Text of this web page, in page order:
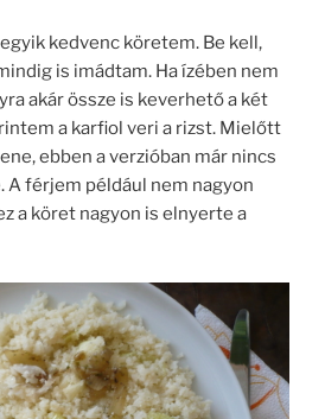
kedvenc köretem. Be kell,
is imádtam. Ha ízében nem
akár össze is keverhető a két
a karfiol veri a rizst. Mielőtt
ebben a verzióban már nincs
A férjem például nem nagyon
a köret nagyon is elnyerte a